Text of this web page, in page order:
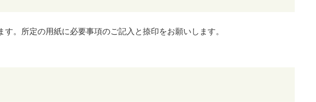
。所定の用紙に必要事項のご記入と捺印をお願いします。